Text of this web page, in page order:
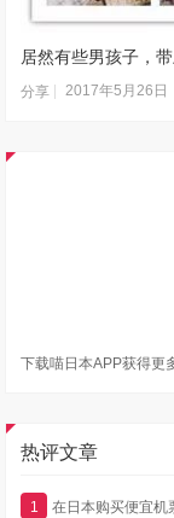
居然有些男孩子，
分享 2017年5月26日
下载喵日本APP获得更
热评文章
1 在日本购买便宜机